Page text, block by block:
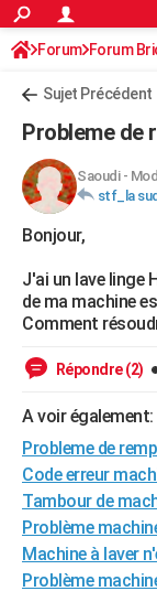
ACTUALITÉS
Politique
Société
Faits Divers
Education
Monde
Villes
+
FINANCE
Retraite
Impôts
Epargne
Immobilier
Risques naturels
Banque
Assurance
Crédit
AUTO
Essais
Réserver un essai
Citadines
Berlines
SUV
Forum auto
+HIGH-TECH
Mobiles
Meilleur smartphone
Internet
Ordinateurs
Jeux vidéo
Guide high-tech
+BRICOLAGE
Forum
Aménagement
Extérieur
Cuisine
Salle de bains
Jardinage
Rangement
Guides de France
Escapades
Patrimoine
Expositions
Musées
Week-end nature
Art de vivre
Bien-être
Loisirs
Mode
Modes de vie
Alimentation
Guide de la santé
Maladies
Médicaments
Sommeil
VOYAGE
PHOTO
GUIDES D'ACHAT
Forum Forum
Sujet Précédent
Probleme de
Saoudi-
stf_la
Bonjour,
J'ai un lave linge
de ma machine
Comment
Répondre (2)
A voir également:
Probleme de
Code erreur
Tambour de
Problème
Machine à laver
Problème